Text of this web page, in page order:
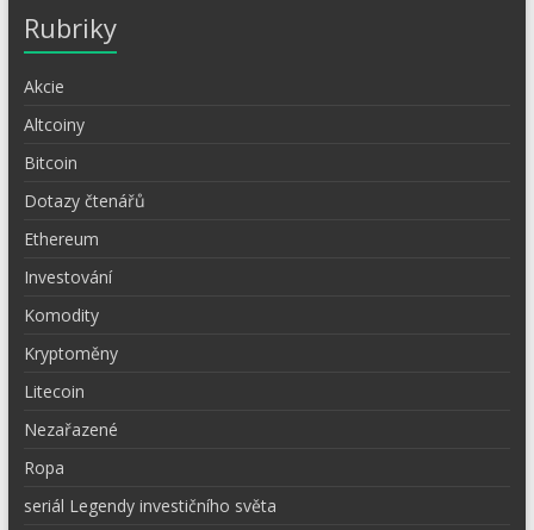
Rubriky
Akcie
Altcoiny
Bitcoin
Dotazy čtenářů
Ethereum
Investování
Komodity
Kryptoměny
Litecoin
Nezařazené
Ropa
seriál Legendy investičního světa